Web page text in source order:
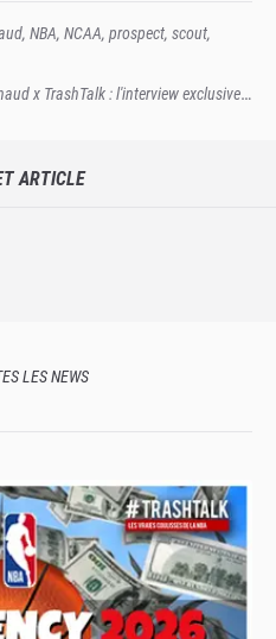
x TrashTalk : l'interview exclusive
, NBA, NCAA, prospect, scout,
ARTICLE
LES NEWS